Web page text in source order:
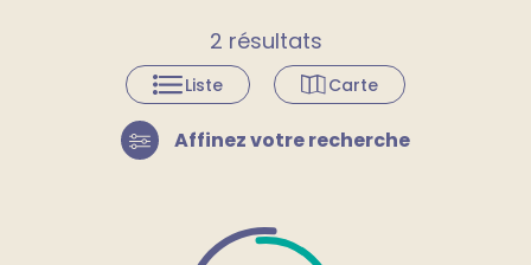
Affinez votre recherche
Liste Carte
2 résultats